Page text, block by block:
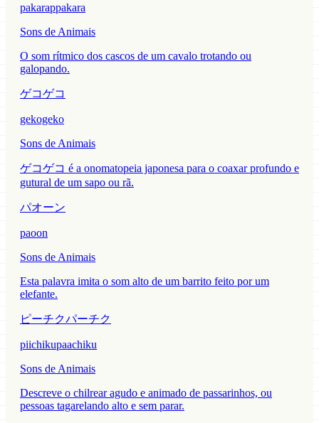
pakarappakara
Sons de Animais
O som rítmico dos cascos de um cavalo trotando ou
galopando.
ゲコゲコ
gekogeko
Sons de Animais
ゲコゲコ é a onomatopeia japonesa para o coaxar profundo e
gutural de um sapo ou rã.
パオーン
paoon
Sons de Animais
Esta palavra imita o som alto de um barrito feito por um
elefante.
ピーチクパーチク
piichikupaachiku
Sons de Animais
Descreve o chilrear agudo e animado de passarinhos, ou
pessoas tagarelando alto e sem parar.